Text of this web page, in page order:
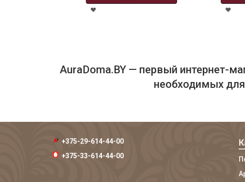
AuraDoma.BY — первый интернет-
необходимых
+375-29-614-44-00
+375-33-614-44-00